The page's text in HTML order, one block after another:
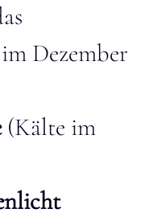
Dezember
(Kälte im